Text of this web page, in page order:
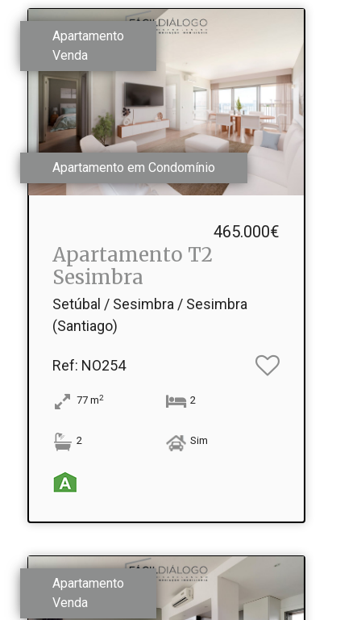
Apartamento
Venda
Apartamento em Condomínio
465.000€
Apartamento T2
Sesimbra
Setúbal / Sesimbra / Sesimbra
(Santiago)
Ref: NO254
77m2 2
2 Sim
Apartamento
Venda